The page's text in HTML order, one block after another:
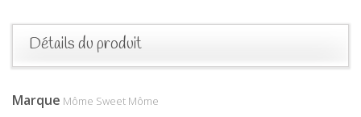
Détails du produit
Marque Môme Sweet Môme